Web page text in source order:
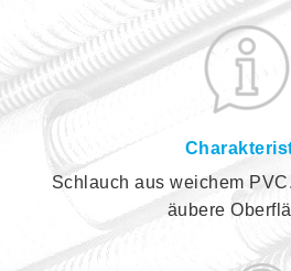
Schlauch aus weichem
äubere